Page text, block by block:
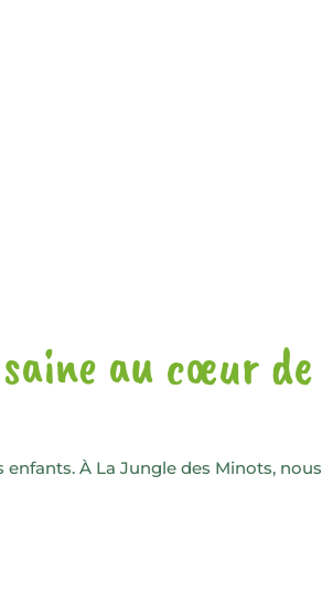
au cœur de
À La Jungle des Minots, nous